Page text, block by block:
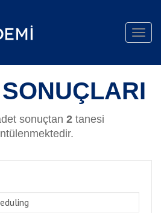
sonuçtan 2tanesi